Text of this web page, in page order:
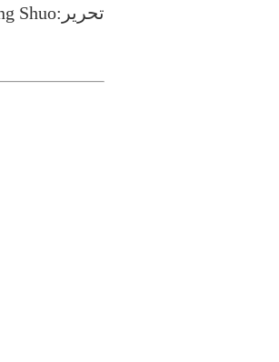
تحرير:Wang Shuo | مصدر:CCTV.com